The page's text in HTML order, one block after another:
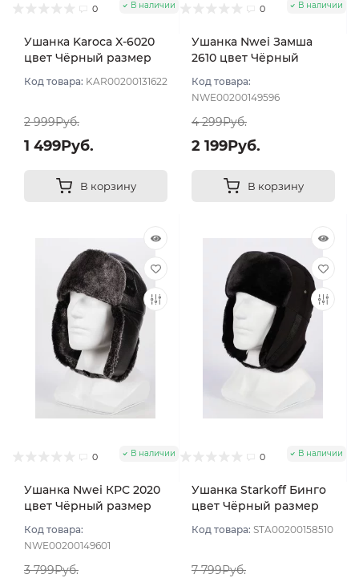
0 В наличии
Ушанка Karoca X-6020
цвет Чёрный размер
Код товара: KAR00200131622
2 999Руб.
1 499Руб.
В корзину
0 В наличии
Ушанка Nwei Замша
2610 цвет Чёрный
Код товара:
NWE00200149596
4 299Руб.
2 199Руб.
В корзину
0 В наличии
Ушанка Nwei КРС 2020
цвет Чёрный размер
Код товара:
NWE00200149601
3 799Руб.
0 В наличии
Ушанка Starkoff Бинго
цвет Чёрный размер
Код товара: STA00200158510
7 799Руб.